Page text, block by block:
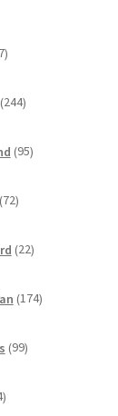
izdelkov
244izdelkov
95izdelkov
72izdelkov
22izdelkov
174izdelkov
99izdelkov
izdelkov